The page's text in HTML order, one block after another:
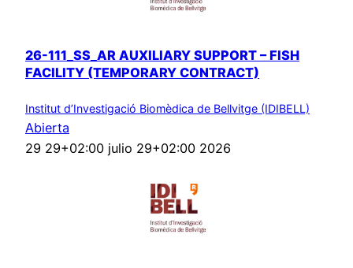
26-111_SS_AR AUXILIARY SUPPORT – FISH
FACILITY (TEMPORARY CONTRACT)
Institut d’Investigació Biomèdica de Bellvitge (IDIBELL)
Abierta
29 29+02:00 julio 29+02:00 2026